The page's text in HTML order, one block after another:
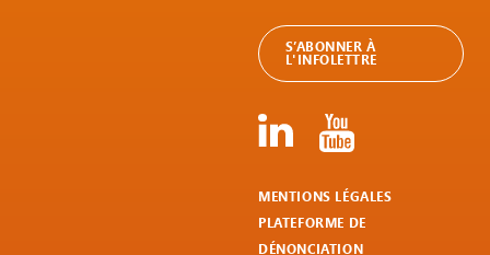
S’ABONNER À
L'INFOLETTRE
MENTIONS LÉGALES
PLATEFORME DE
DÉNONCIATION